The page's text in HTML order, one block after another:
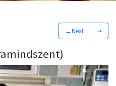
→Next ⇢